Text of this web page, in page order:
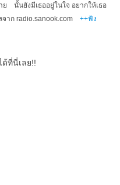
ย
นั้นยังมีเธออยู่ในใจ อยากให้เธอ
จาก radio.sanook.com
++ฟัง
ด้ที่นี่เลย!!